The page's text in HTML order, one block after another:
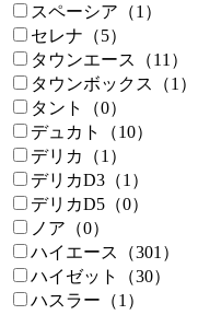
スペーシア（1）
セレナ（5）
タウンエース（11）
タウンボックス（1）
タント（0）
デュカト（10）
デリカ（1）
デリカD3（1）
デリカD5（0）
ノア（0）
ハイエース（301）
ハイゼット（30）
ハスラー（1）